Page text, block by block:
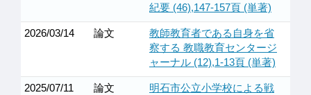
紀要 (46),147-157頁 (単著)
2026/03/14 論文
教師教育者である自身を省
察する 教職教育センタージ
ャーナル (12),1-13頁 (単著)
2025/07/11 論文
明石市公立小学校による戦